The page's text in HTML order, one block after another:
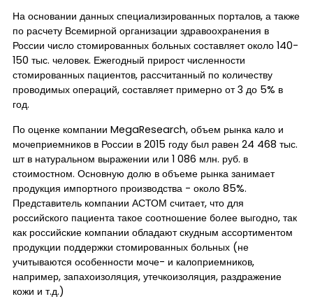
На основании данных специализированных порталов, а также
по расчету Всемирной организации здравоохранения в
России число стомированных больных составляет около 140-
150 тыс. человек. Ежегодный прирост численности
стомированных пациентов, рассчитанный по количеству
проводимых операций, составляет примерно от 3 до 5% в
год.
По оценке компании MegaResearch, объем рынка кало и
мочеприемников в России в 2015 году был равен 24 468 тыс.
шт в натуральном выражении или 1 086 млн. руб. в
стоимостном. Основную долю в объеме рынка занимает
продукция импортного производства - около 85%.
Представитель компании АСТОМ считает, что для
российского пациента такое соотношение более выгодно, так
как российские компании обладают скудным ассортиментом
продукции поддержки стомированных больных (не
учитываются особенности моче- и калоприемников,
например, запахоизоляция, утечкоизоляция, раздражение
кожи и т.д.)